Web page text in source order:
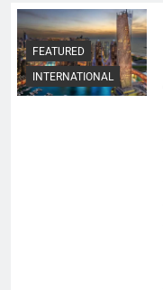
FEATURED
INTERNATIONAL